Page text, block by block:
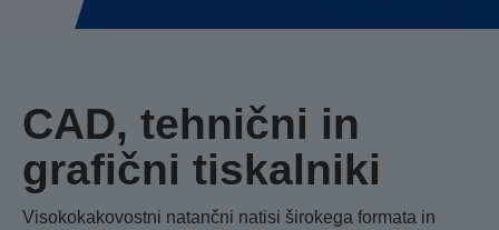
CAD, tehnični in
grafični tiskalniki
Visokokakovostni natančni natisi širokega formata in